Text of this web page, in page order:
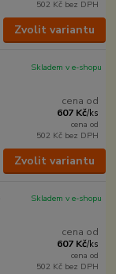
502 Kč bez DPH
Zvolit variantu
cena od
607 Kč/ks
cena od
502 Kč bez DPH
Skladem v e-shopu
Zvolit variantu
cena od
607 Kč/ks
cena od
502 Kč bez DPH
Skladem v e-shopu